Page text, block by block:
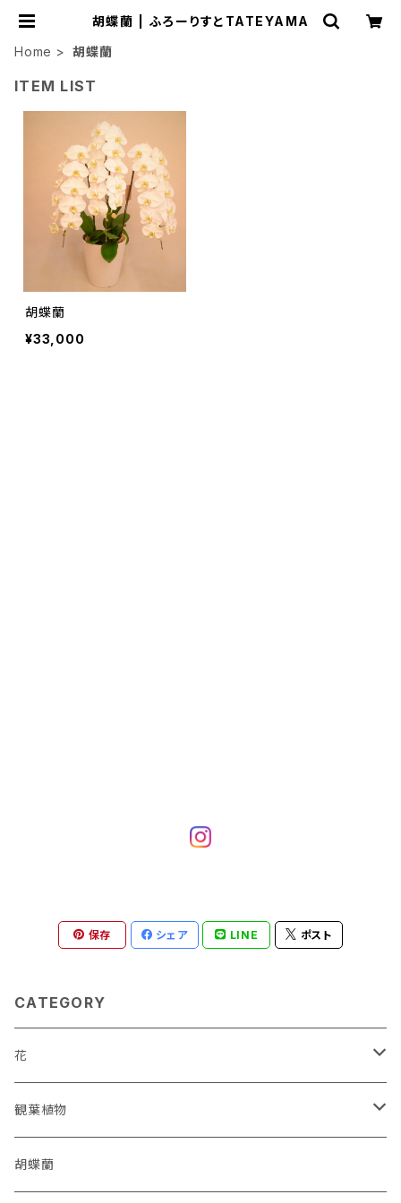
胡蝶蘭 | ふろーりすとTATEYAMA
Home
胡蝶蘭
ITEM LIST
胡蝶蘭
¥33,000
保存 シェア LINE ポスト
CATEGORY
花
花束
アレンジメント
観葉植物
オーガスタ
胡蝶蘭